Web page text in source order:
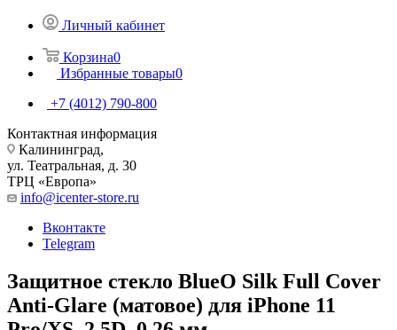
Личный кабинет
Корзина0
Избранные товары0
+7 (4012) 790-800
Контактная информация
Калининград,
ул. Театральная, д. 30
ТРЦ «Европа»
info@icenter-store.ru
Вконтакте
Telegram
Защитное стекло BlueO Silk Full Cover
Anti-Glare (матовое) для iPhone 11